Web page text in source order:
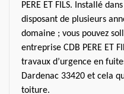
PERE ET FILS. Installé
disposant de plusieurs
domaine ; vous pouvez
entreprise CDB PERE ET
travaux d’urgence en
Dardenac 33420 et cela
toiture.